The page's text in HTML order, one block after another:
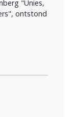
"Unies,
ontstond